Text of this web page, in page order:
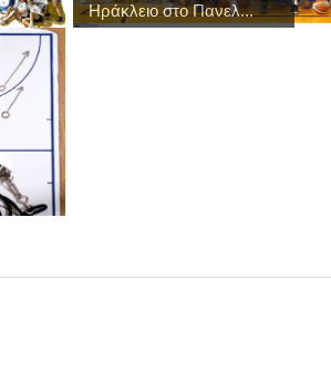
Ηράκλειο στο Πανελ...